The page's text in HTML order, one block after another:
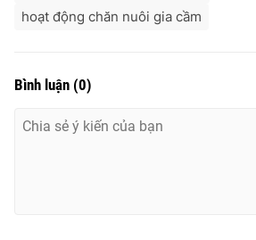
hoạt động chăn nuôi gia cầm
Bình luận (0)